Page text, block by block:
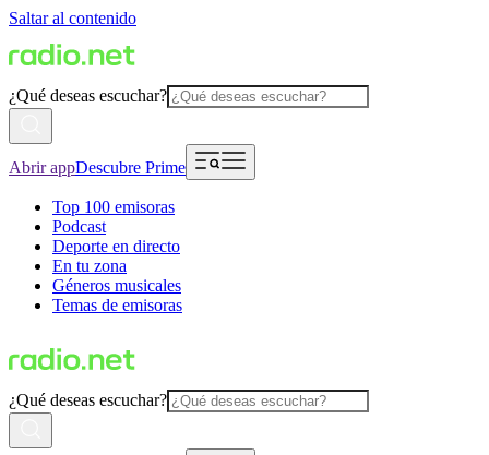
Saltar al contenido
¿Qué deseas escuchar?
Abrir appDescubre Prime
Top 100 emisoras
Podcast
Deporte en directo
En tu zona
Géneros musicales
Temas de emisoras
¿Qué deseas escuchar?